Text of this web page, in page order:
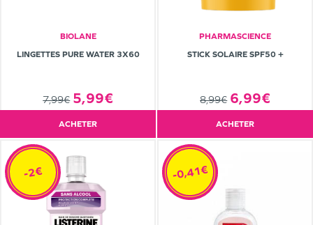
BIOLANE
LINGETTES PURE WATER 3X60
7,99€ 5,99€
ACHETER
PHARMASCIENCE
STICK SOLAIRE SPF50 +
8,99€ 6,99€
ACHETER
-2€ -0,41€